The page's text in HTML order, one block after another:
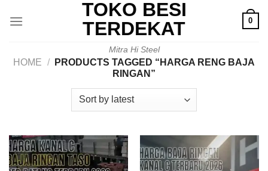
TOKO BESI
TERDEKAT
Mitra Hi Steel
0
HOME /
PRODUCTS TAGGED “HARGA RENG BAJA
RINGAN”